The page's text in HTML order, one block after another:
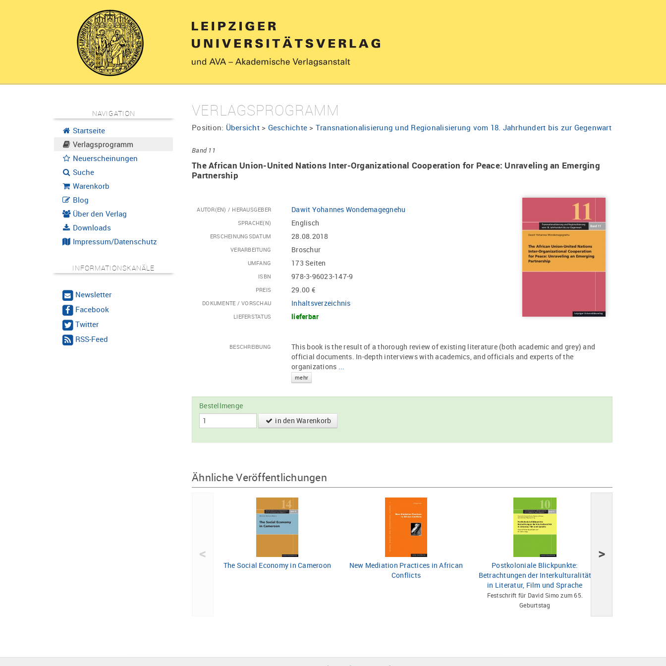
NAVIGATION
Startseite
Verlagsprogramm
Neuerscheinungen
Suche
Warenkorb
Blog
Über den Verlag
Downloads
Impressum/Datenschutz
INFORMATIONSKANÄLE
Newsletter
Facebook
Twitter
RSS-Feed
VERLAGSPROGRAMM
Position: Übersicht> Geschichte > Transnationalisierung und Regionalisierung vom 18. Jahrhundert bis zur Gegenwart
Band 11
The African Union-United Nations Inter-Organizational Cooperation for Peace: Unraveling an Emerging
Partnership
AUTOR(EN) / HERAUSGEBER Dawit Yohannes Wondemagegnehu
SPRACHE(N) Englisch
ERSCHEINUNGSDATUM 28.08.2018
VERARBEITUNG Broschur
UMFANG 173 Seiten
ISBN 978-3-96023-147-9
PREIS 29.00 €
DOKUMENTE / VORSCHAU Inhaltsverzeichnis
LIEFERSTATUS lieferbar
BESCHREIBUNG
This book is the result of a thorough review of existing literature (both academic and grey) and
official documents. In-depth interviews with academics, and officials and experts of the
organizations ...
mehr
Bestellmenge
in den Warenkorb
Ähnliche Veröffentlichungen
The Social Economy in Cameroon
New Mediation Practices in African
Conflicts
Postkoloniale Blickpunkte:
Betrachtungen der Interkulturalität
in Literatur, Film und Sprache
Festschrift für David Simo zum 65.
Geburtstag
< >